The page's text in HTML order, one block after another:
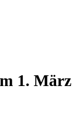
1. März